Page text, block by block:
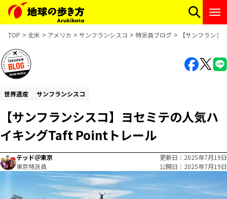
TOP 北米 アメリカ サンフランシスコ 特派員ブログ 【サンフラン
世界遺産 サンフランシスコ
【サンフランシスコ】ヨセミテの人気ハ
イキングTaft Pointトレール
テッド＠東京
東京特派員
更新日
2025年7月19日
公開日
2025年7月19日